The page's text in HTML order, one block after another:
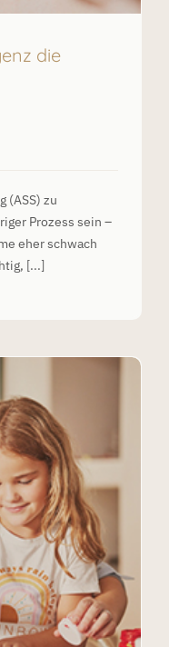
die
(ASS) zu
Prozess sein –
eher schwach
[...]